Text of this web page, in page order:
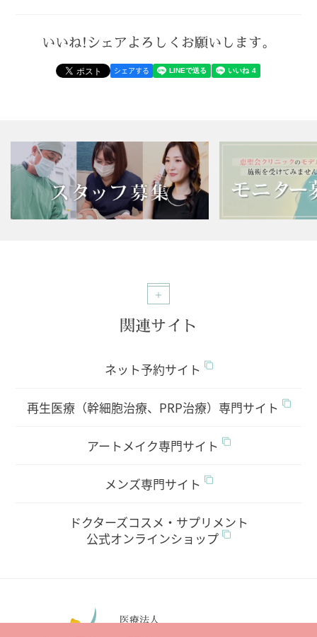
いいね!シェアよろしくお願いします。
シェアする
関連サイト
ネット予約サイト
再生医療（幹細胞治療、PRP治療）専門サイト
アートメイク専門サイト
メンズ専門サイト
ドクターズコスメ・サプリメント
公式オンラインショップ
医療法人